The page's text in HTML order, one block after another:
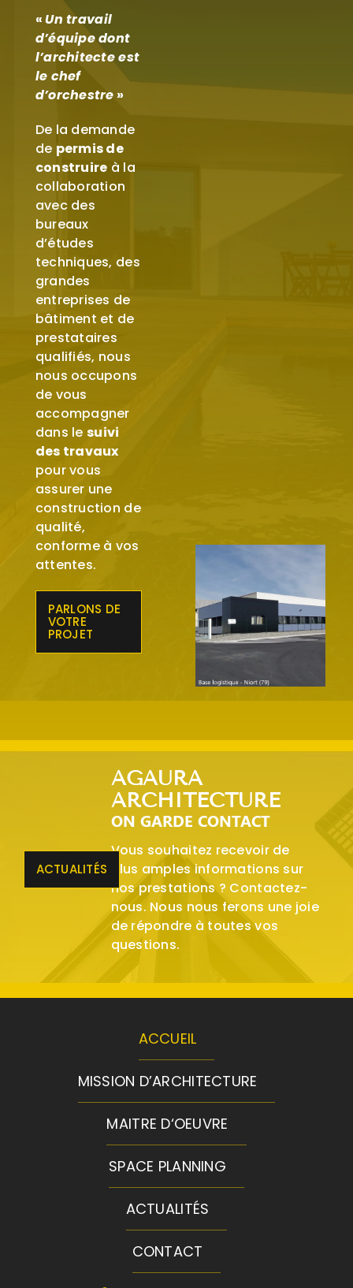
«Un travail
d’équipe dont
l’architecte est
le chef
d’orchestre »
De la demande
de permis de
construire à la
collaboration
avec des
bureaux
d’études
techniques, des
grandes
entreprises de
bâtiment et de
prestataires
qualifiés, nous
nous occupons
de vous
accompagner
dans le suivi
des travaux
pour vous
assurer une
construction de
qualité,
conforme à vos
attentes.
PARLONS DE
VOTRE
PROJET
AGAURA
ARCHITECTURE
ON GARDE CONTACT
Vous souhaitez recevoir de
plus amples informations sur
nos prestations ? Contactez-
nous. Nous nous ferons une joie
de répondre à toutes vos
questions.
ACTUALITÉS
ACCUEIL
MISSION D’ARCHITECTURE
MAITRE D‘OEUVRE
SPACE PLANNING
ACTUALITÉS
CONTACT